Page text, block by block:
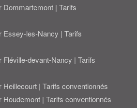
Dommartemont | Tarifs
Essey-les-Nancy | Tarifs
Fléville-devant-Nancy | Tarifs
Heillecourt | Tarifs conventionnés
Houdemont | Tarifs conventionnés